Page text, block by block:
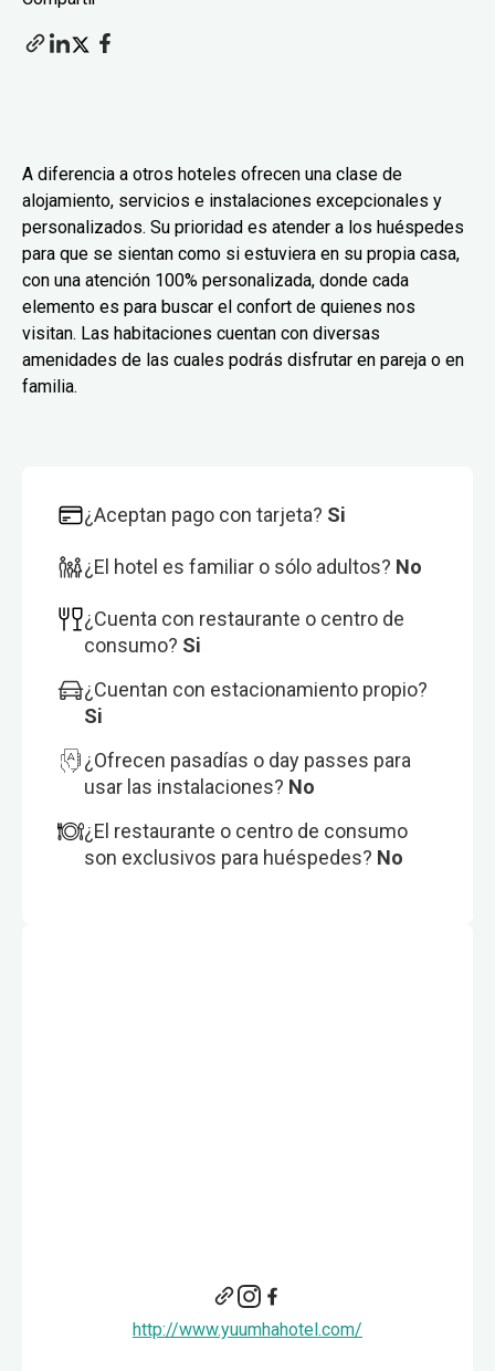
A diferencia a otros hoteles ofrecen una clase de
alojamiento, servicios e instalaciones excepcionales y
personalizados. Su prioridad es atender a los huéspedes
para que se sientan como si estuviera en su propia casa,
con una atención 100% personalizada, donde cada
elemento es para buscar el confort de quienes nos
visitan. Las habitaciones cuentan con diversas
amenidades de las cuales podrás disfrutar en pareja o en
familia.
¿Aceptan pago con tarjeta? Si
¿El hotel es familiar o sólo adultos? No
¿Cuenta con restaurante o centro de
consumo? Si
¿Cuentan con estacionamiento propio?
Si
¿Ofrecen pasadías o day passes para
usar las instalaciones? No
¿El restaurante o centro de consumo
son exclusivos para huéspedes? No
http://www.yuumhahotel.com/